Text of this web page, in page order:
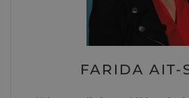
FARIDA AIT-